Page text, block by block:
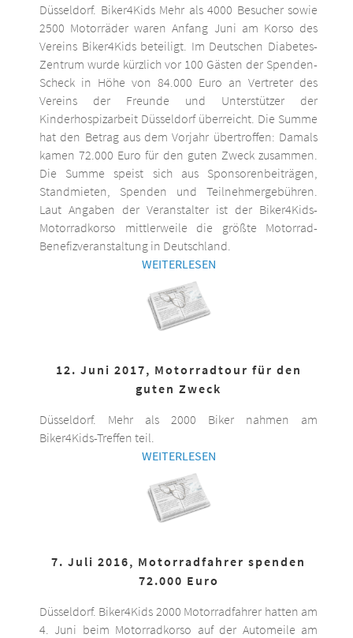
Düsseldorf. Biker4Kids Mehr als 4000 Besucher sowie
2500 Motorräder waren Anfang Juni am Korso des
Vereins Biker4Kids beteiligt. Im Deutschen Diabetes-
Zentrum wurde kürzlich vor 100 Gästen der Spenden-
Scheck in Höhe von 84.000 Euro an Vertreter des
Vereins der Freunde und Unterstützer der
Kinderhospizarbeit Düsseldorf überreicht. Die Summe
hat den Betrag aus dem Vorjahr übertroffen: Damals
kamen 72.000 Euro für den guten Zweck zusammen.
Die Summe speist sich aus Sponsorenbeiträgen,
Standmieten, Spenden und Teilnehmergebühren.
Laut Angaben der Veranstalter ist der Biker4Kids-
Motorradkorso mittlerweile die größte Motorrad-
Benefizveranstaltung in Deutschland.
WEITERLESEN
12. Juni 2017, Motorradtour für den
guten Zweck
Düsseldorf. Mehr als 2000 Biker nahmen am
Biker4Kids-Treffen teil.
WEITERLESEN
7. Juli 2016, Motorradfahrer spenden
72.000 Euro
Düsseldorf. Biker4Kids 2000 Motorradfahrer hatten am
4. Juni beim Motorradkorso auf der Automeile am